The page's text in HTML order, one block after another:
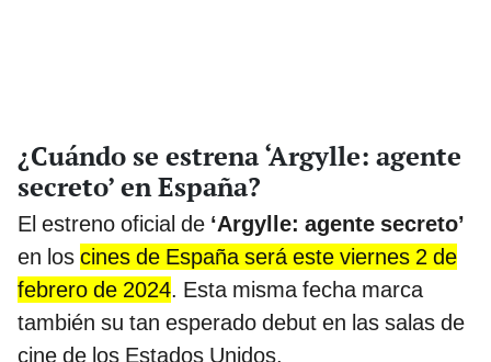
¿Cuándo se estrena ‘Argylle: agente
secreto’ en España?
El estreno oficial de ‘Argylle: agente secreto’
en los cines de España será este viernes 2 de
febrero de 2024. Esta misma fecha marca
también su tan esperado debut en las salas de
cine de los Estados Unidos.